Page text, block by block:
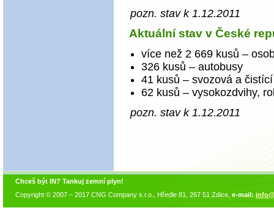
pozn. stav k 1.12.2011
Aktuální stav v České
více než 2 669 kusů –
326 kusů – autobusy
41 kusů – svozová a
62 kusů – vysokozdvihy,
pozn. stav k 1.12.2011
Chceš být IN? Tankuj zemní plyn!
Copyright © 2007 – 2017 CNG Company s.r.o., Hředle 81, 267 51 Zdice, e-mail: